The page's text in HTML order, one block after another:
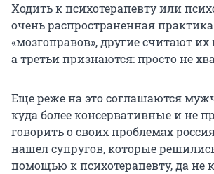
Ходить к психотерапевту или
очень распространенная
«мозгоправов», другие считают
а третьи признаются: просто не
Еще реже на это соглашаются
куда более консервативные и не
говорить о своих проблемах
нашел супругов, которые
помощью к психотерапевту, да не